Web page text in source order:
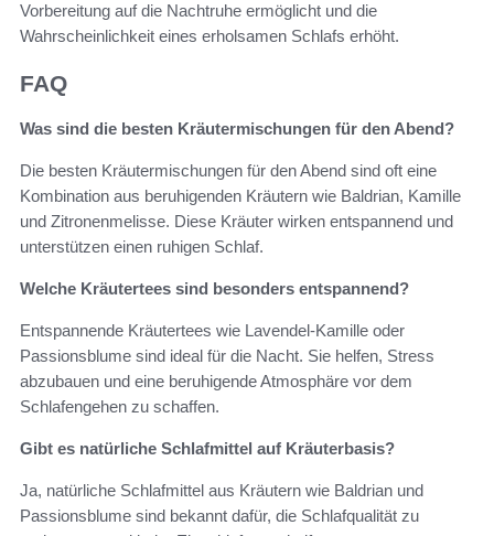
Vorbereitung auf die Nachtruhe ermöglicht und die
Wahrscheinlichkeit eines erholsamen Schlafs erhöht.
FAQ
Was sind die besten Kräutermischungen für den Abend?
Die besten Kräutermischungen für den Abend sind oft eine
Kombination aus beruhigenden Kräutern wie Baldrian, Kamille
und Zitronenmelisse. Diese Kräuter wirken entspannend und
unterstützen einen ruhigen Schlaf.
Welche Kräutertees sind besonders entspannend?
Entspannende Kräutertees wie Lavendel-Kamille oder
Passionsblume sind ideal für die Nacht. Sie helfen, Stress
abzubauen und eine beruhigende Atmosphäre vor dem
Schlafengehen zu schaffen.
Gibt es natürliche Schlafmittel auf Kräuterbasis?
Ja, natürliche Schlafmittel aus Kräutern wie Baldrian und
Passionsblume sind bekannt dafür, die Schlafqualität zu